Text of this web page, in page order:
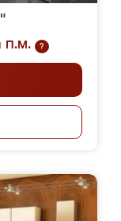
п.м.
?